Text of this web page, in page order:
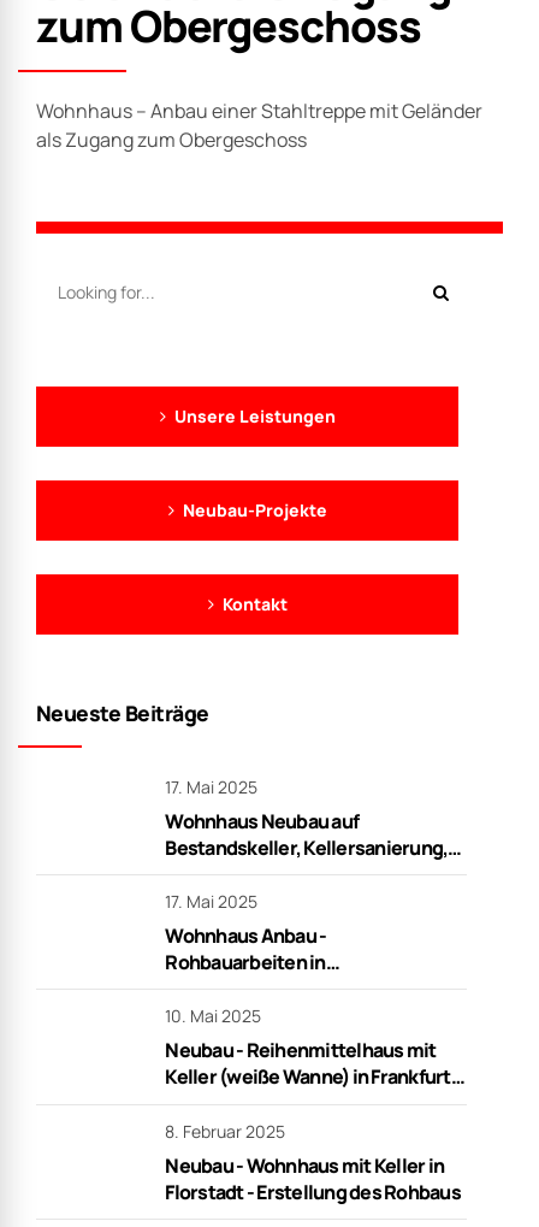
Neubau-Projekte
Kontakt
Bestandskeller, Kellersanierung,
Rohbauarbeiten in Frankfurt
Rohbauarbeiten in
Niederdorfelden
Keller (weiße Wanne) in Frankfurt -
schlüsselfertig
Neubau - Wohnhaus mit Keller in
Florstadt - Erstellung des Rohbaus
8. Februar 2025
Natursteinmauer -
Gartengestaltung
8. Februar 2025
Neubau - Wohnhaus mit Keller in
Hanau - Erstellung des Rohbaus